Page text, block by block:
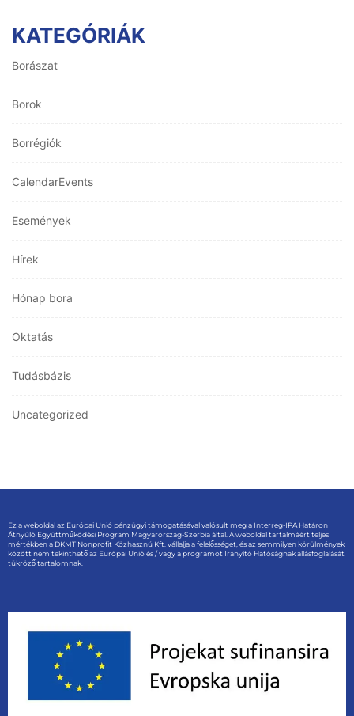
KATEGÓRIÁK
Borászat
Borok
Borrégiók
CalendarEvents
Események
Hírek
Hónap bora
Oktatás
Tudásbázis
Uncategorized
Ez a weboldal az Európai Unió pénzügyi támogatásával valósult meg a Interreg-IPA Határon
Átnyúló Együttműködési Program Magyarország-Szerbia által. A weboldal tartalmáért teljes
mértékben a DKMT Nonprofit Közhasznú Kft. vállalja a felelősséget, és az semmilyen körülmények
között nem tekinthető az Európai Unió és / vagy a programot Irányító Hatóságnak állásfoglalását
tükröző tartalomnak.